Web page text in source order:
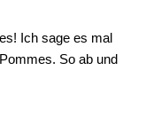
Ich sage es mal
So ab und